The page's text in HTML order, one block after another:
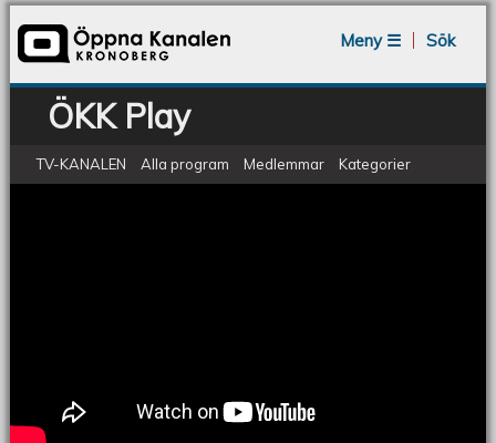
Meny ☰
Sök
ÖKK Play
TV-KANALEN Alla program Medlemmar Kategorier